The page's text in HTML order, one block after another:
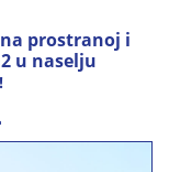
prostranoj i
u naselju